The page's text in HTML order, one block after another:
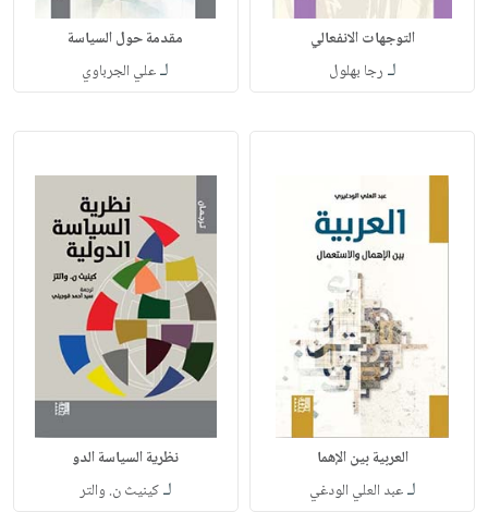
التوجهات الانفعالي
لـ رجا بهلول
مقدمة حول السياسة
لـعلي الجرباوي
العربية بين الإهما
لـعبد العلي الودغي
نظرية السياسة الدو
لـكينيث ن. والتر